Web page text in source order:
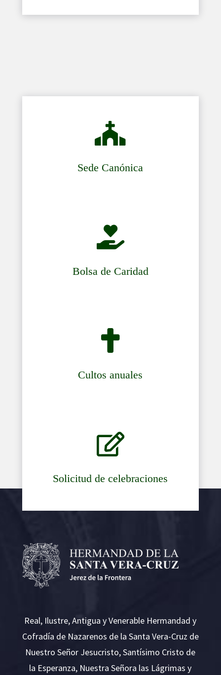

Sede Canónica

Bolsa de Caridad

Cultos anuales

Solicitud de celebraciones
Real, Ilustre, Antigua y Venerable Hermandad y
Cofradía de Nazarenos de la Santa Vera-Cruz de
Nuestro Señor Jesucristo, Santísimo Cristo de
la Esperanza, Nuestra Señora las Lágrimas y